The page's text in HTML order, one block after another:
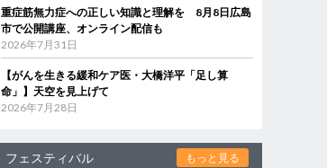
重症筋無力症への正しい知識と理解を 8月8日広島
市で公開講座、オンライン配信も
2026年7月31日
【がんを生きる緩和ケア医・大橋洋平「足し算
命」】天空を見上げて
2026年7月28日
フェスティバル もっと見る